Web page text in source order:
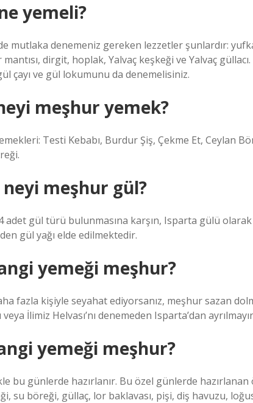
yemeli?
mutlaka denemeniz gereken lezzetler şunlardır:
mantısı, dirgit, hoplak, Yalvaç keşkeği ve Yalvaç
çayı ve gül lokumunu da denemelisiniz.
meşhur yemek?
Testi Kebabı, Burdur Şiş, Çekme Et, Ceylan
neyi meşhur gül?
adet gül türü bulunmasına karşın, Isparta gülü
gül yağı elde edilmektedir.
yemeği meşhur?
fazla kişiyle seyahat ediyorsanız, meşhur sazan
İlimiz Helvası’nı denemeden Isparta’dan
yemeği meşhur?
bu günlerde hazırlanır. Bu özel günlerde hazırlanan
su böreği, güllaç, lor baklavası, pişi, diş havuzu,